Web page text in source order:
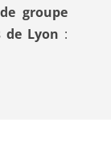
groupe
Lyon :